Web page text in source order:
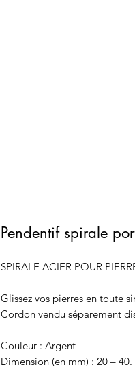
Pendentif spirale
SPIRALE ACIER POUR
Glissez vos pierres en toute
Cordon vendu séparement
Couleur : Argent
Dimension (en mm) : 20 – 40.